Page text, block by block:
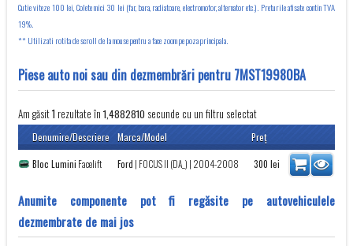
Cutie viteze 100 lei, Colete mici 30 lei (far, bara, radiatoare, electromotor, alternator etc.). Preturile afisate contin TVA
19%.
** Utilizati rotita de scroll de la mouse pentru a face zoom pe poza principala.
Piese auto noi sau din dezmembrări pentru 7MST19980BA
Am găsit1 rezultate în 1,4882810 secunde cu un filtru selectat
Denumire/Descriere Marca/Model
Preţ
Bloc Lumini Facelift Ford | FOCUS II (DA_) | 2004-2008 300 lei
Anumite componente pot fi regăsite pe autovehiculele
dezmembrate de mai jos